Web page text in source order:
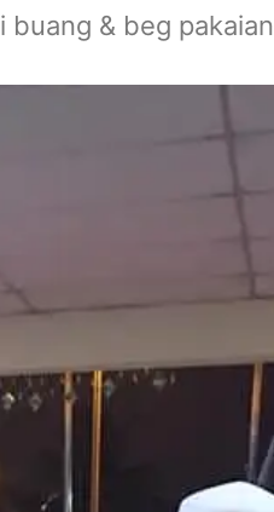
buang & beg pakaian